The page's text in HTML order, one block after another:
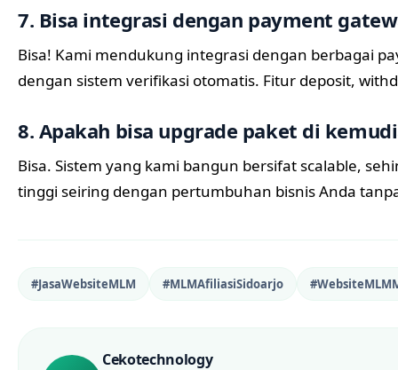
7. Bisa integrasi dengan payment
Bisa! Kami mendukung integrasi dengan berbagai
dengan sistem verifikasi otomatis. Fitur deposit,
8. Apakah bisa upgrade paket di
Bisa. Sistem yang kami bangun bersifat scalable,
tinggi seiring dengan pertumbuhan bisnis Anda
#JasaWebsiteMLM #MLMAfiliasiSidoarjo
Cekotechnology